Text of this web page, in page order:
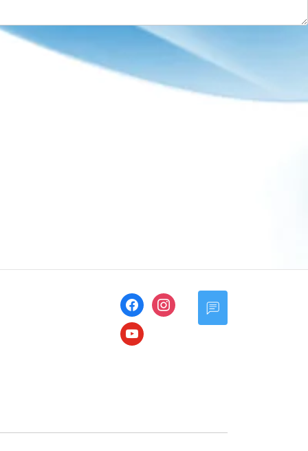
facebookinstagram
youtube